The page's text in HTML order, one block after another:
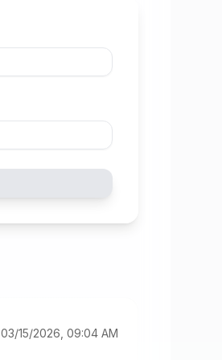
03/15/2026, 09:04 AM